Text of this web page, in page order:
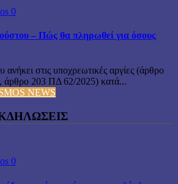
0
– Πώς θα πληρωθεί για όσους
στις υποχρεωτικές αργίες (άρθρο
203 ΠΔ 62/2025) κατά...
NEWS
0